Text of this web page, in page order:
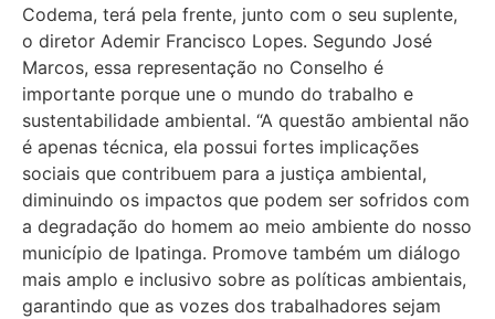
Codema, terá pela frente, junto com o seu suplente,
o diretor Ademir Francisco Lopes. Segundo José
Marcos, essa representação no Conselho é
importante porque une o mundo do trabalho e
sustentabilidade ambiental. “A questão ambiental não
é apenas técnica, ela possui fortes implicações
sociais que contribuem para a justiça ambiental,
diminuindo os impactos que podem ser sofridos com
a degradação do homem ao meio ambiente do nosso
município de Ipatinga. Promove também um diálogo
mais amplo e inclusivo sobre as políticas ambientais,
garantindo que as vozes dos trabalhadores sejam